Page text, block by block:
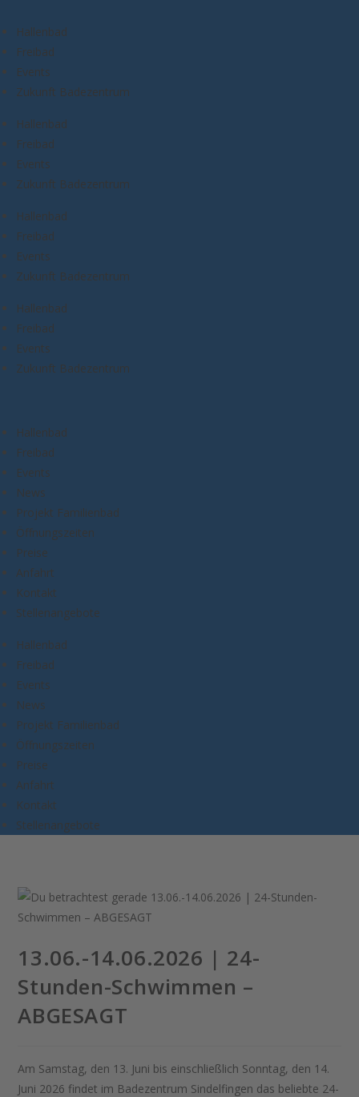
Hallenbad
Freibad
Events
Zukunft Badezentrum
Hallenbad
Freibad
Events
Zukunft Badezentrum
Hallenbad
Freibad
Events
Zukunft Badezentrum
Hallenbad
Freibad
Events
Zukunft Badezentrum
Hallenbad
Freibad
Events
News
Projekt Familienbad
Öffnungszeiten
Preise
Anfahrt
Kontakt
Stellenangebote
Hallenbad
Freibad
Events
News
Projekt Familienbad
Öffnungszeiten
Preise
Anfahrt
Kontakt
Stellenangebote
13.06.-14.06.2026 | 24-
Stunden-Schwimmen –
ABGESAGT
Am Samstag, den 13. Juni bis einschließlich Sonntag, den 14.
Juni 2026 findet im Badezentrum Sindelfingen das beliebte 24-